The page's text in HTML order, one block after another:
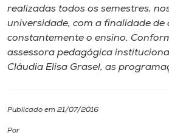
Internacionalização
I.nova
Diplomados
realizadas todos os semestres,
universidade, com a finalidade de
constantemente o ensino.
assessora pedagógica
Cláudia Elisa Grasel, as
Publicado em 21/07/2016
Por